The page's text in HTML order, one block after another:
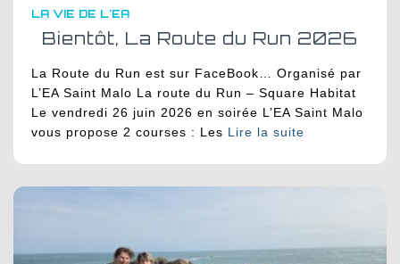
LA VIE DE L'EA
Bientôt, La Route du Run 2026
La Route du Run est sur FaceBook… Organisé par
L’EA Saint Malo La route du Run – Square Habitat
Le vendredi 26 juin 2026 en soirée L’EA Saint Malo
vous propose 2 courses : Les Lire la suite